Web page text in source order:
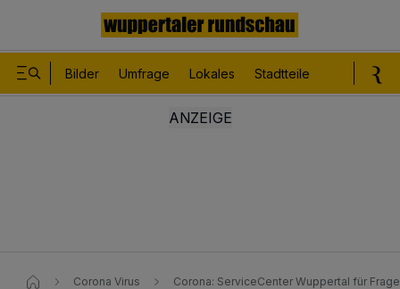
Bilder Umfrage Lokales Stadtteile
Corona Virus Corona: ServiceCenter Wuppertal für